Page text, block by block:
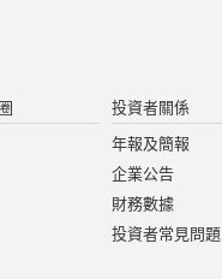
投資者關係
年報及簡報
企業公告
財務數據
投資者常見問題